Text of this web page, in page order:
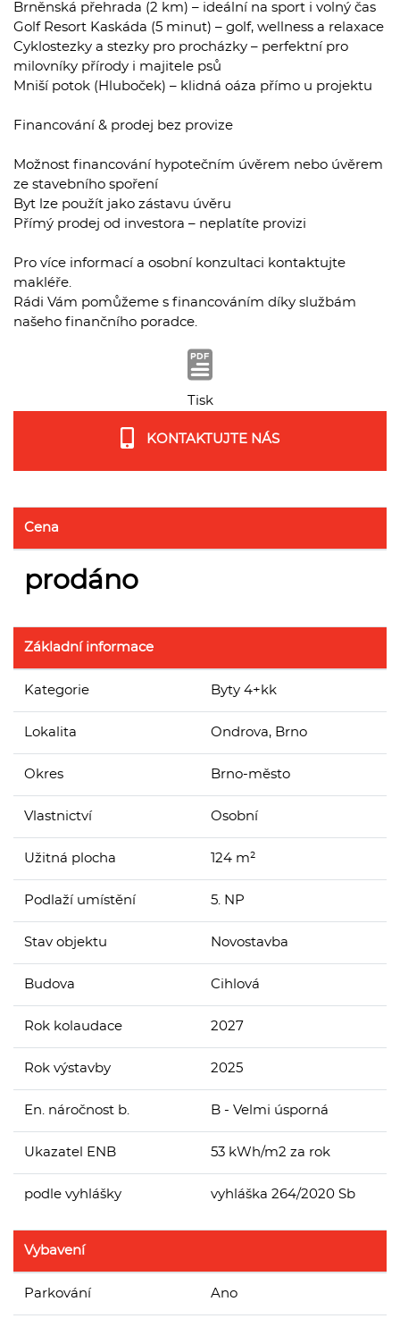
Brněnská přehrada (2 km) – ideální na sport i volný čas
Golf Resort Kaskáda (5 minut) – golf, wellness a relaxace
Cyklostezky a stezky pro procházky – perfektní pro
milovníky přírody i majitele psů
Mniší potok (Hluboček) – klidná oáza přímo u projektu
Financování & prodej bez provize
Možnost financování hypotečním úvěrem nebo úvěrem
ze stavebního spoření
Byt lze použít jako zástavu úvěru
Přímý prodej od investora – neplatíte provizi
Pro více informací a osobní konzultaci kontaktujte
makléře.
Rádi Vám pomůžeme s financováním díky službám
našeho finančního poradce.
Tisk
KONTAKTUJTE NÁS
Cena
prodáno
Základní informace
Kategorie Byty 4+kk
Lokalita Ondrova, Brno
Okres Brno-město
Vlastnictví Osobní
Užitná plocha 124 m²
Podlaží umístění 5. NP
Stav objektu Novostavba
Budova Cihlová
Rok kolaudace 2027
Rok výstavby 2025
En. náročnost b. B - Velmi úsporná
Ukazatel ENB 53 kWh/m2 za rok
podle vyhlášky vyhláška 264/2020 Sb
Vybavení
Parkování Ano